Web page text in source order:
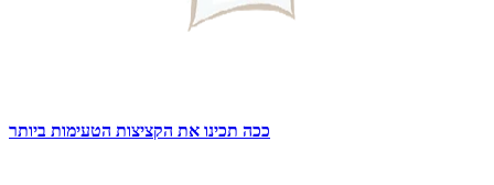
ככה תכינו את הקציצות הטעימות ביותר